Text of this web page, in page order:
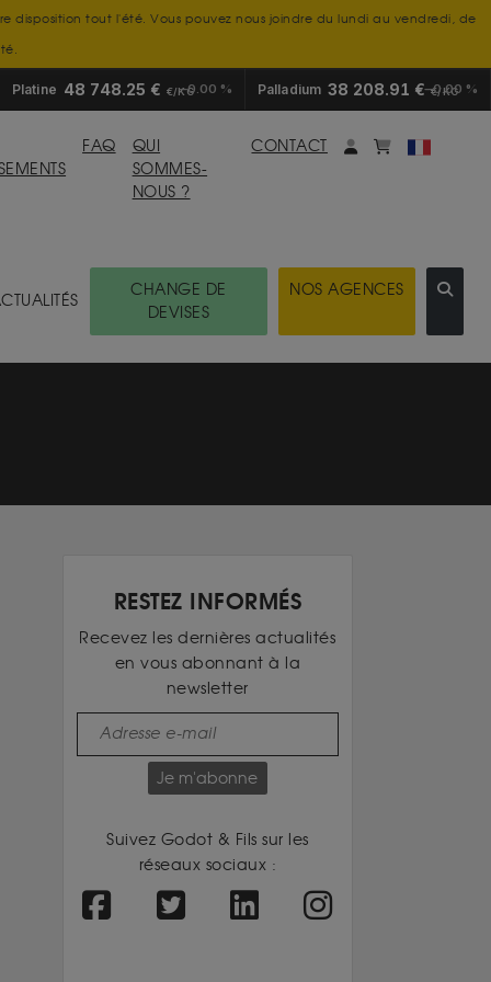
disposition tout l'été. Vous pouvez nous joindre du lundi au vendredi, de
Platine 48 748.25 € €/KG0.00 % Palladium 38 208.91 €€/KG
0.00 %
FAQ
QUI
SOMMES-
NOUS ?
CONTACT Mon compte
monpanier
CHANGE DE
DEVISES
NOS AGENCES
RESTEZ INFORMÉS
Recevez les dernières actualités
en vous abonnant à la
newsletter
Je m'abonne
Suivez Godot & Fils sur les
réseaux sociaux :